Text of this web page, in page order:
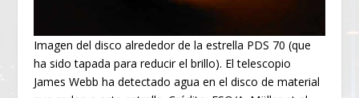
Imagen del disco alrededor de la estrella PDS 70 (que
ha sido tapada para reducir el brillo). El telescopio
James Webb ha detectado agua en el disco de material